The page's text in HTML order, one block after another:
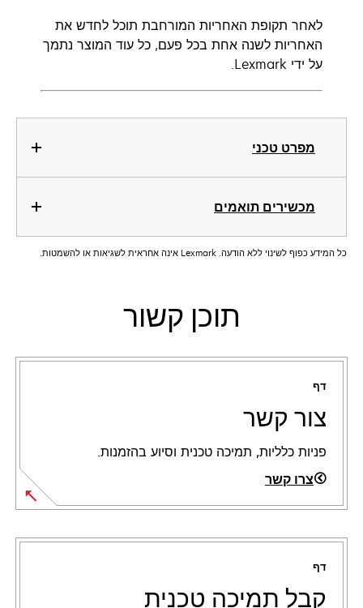
מפרט טכני
מכשירים תואמים
לאחר תקופת האחריות המורחבת תוכל לחדש את
האחריות לשנה אחת בכל פעם, כל עוד המוצר נתמך
על ידי Lexmark.
כל המידע כפוף לשינוי ללא הודעה. Lexmark אינה אחראית לשגיאות או להשמטות.
תוכן קשור
דף
צור קשר
פניות כלליות, תמיכה טכנית וסיוע בהזמנות.
צרו קשר
דף
קבל תמיכה טכנית